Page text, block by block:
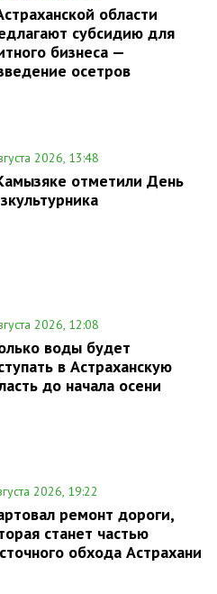
области
субсидию для
бизнеса —
осетров
2026, 13:48
отметили День
2026, 12:08
воды будет
в Астраханскую
до начала осени
2026, 19:22
ремонт дороги,
станет частью
обхода Астрахани